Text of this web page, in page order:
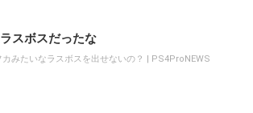
スボスだったな
カみたいなラスボスを出せないの？ | PS4ProNEWS